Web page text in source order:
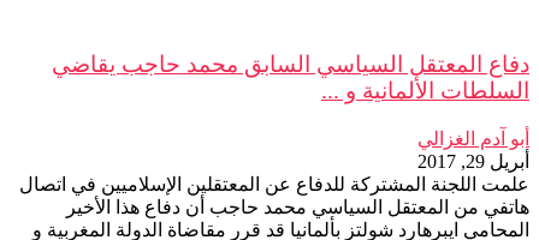
دفاع المعتقل السياسي السابق محمد حاجب يقاضي
السلطات الألمانية و ...
أبو آدم الغزالي
أبريل 29, 2017
علمت اللجنة المشتركة للدفاع عن المعتقلين الإسلاميين في اتصال
هاتفي من المعتقل السياسي محمد حاجب أن دفاع هذا الأخير
المحامي ايبرهارد شولتز بألمانيا قد قرر مقاضاة الدولة المغربية و